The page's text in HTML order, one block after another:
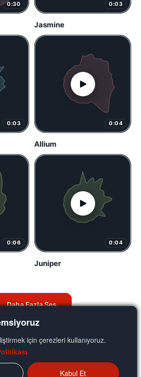
için çerezleri kullanıyoruz.
Kabul Et
0:30 0:03
Jasmine
0:03 0:04
Allium
0:06 0:04
Juniper
Daha Fazla Ses